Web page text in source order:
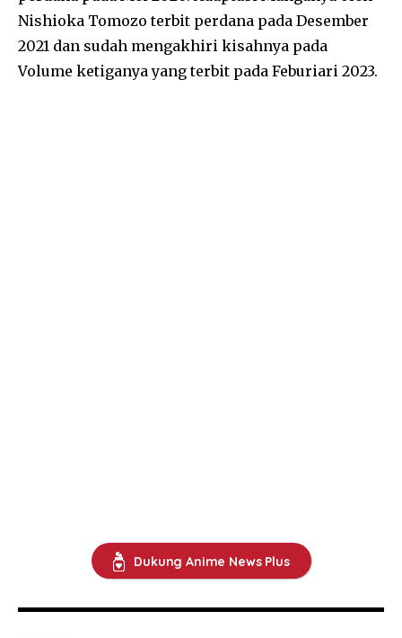
Nishioka Tomozo terbit perdana pada Desember
2021 dan sudah mengakhiri kisahnya pada
Volume ketiganya yang terbit pada Feburiari 2023.
Dukung Anime News Plus